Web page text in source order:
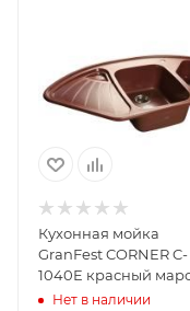
Кухонная мойка
GranFest CORNER C-
1040E красный
Нет в наличии